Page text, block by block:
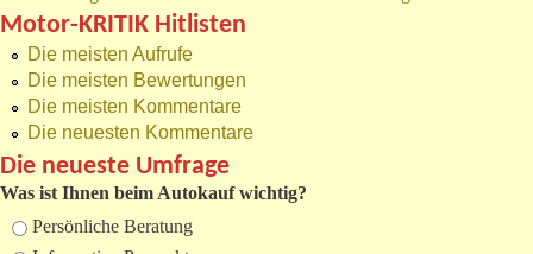
Motor-KRITIK Hitlisten
Die meisten Aufrufe
Die meisten Bewertungen
Die meisten Kommentare
Die neuesten Kommentare
Die neueste Umfrage
Was ist Ihnen beim Autokauf wichtig?
Auswahlmöglichkeiten
Persönliche Beratung